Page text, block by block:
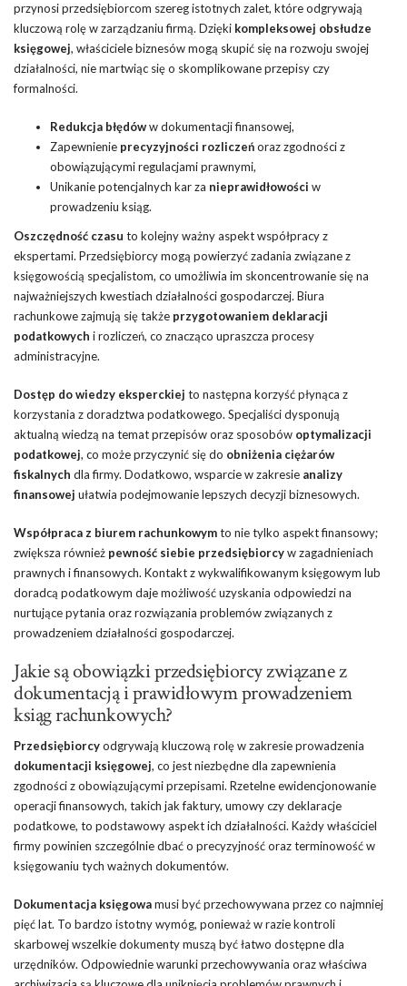
przynosi przedsiębiorcom szereg istotnych zalet, które odgrywają
kluczową rolę w zarządzaniu firmą. Dzięki kompleksowej obsłudze
księgowej, właściciele biznesów mogą skupić się na rozwoju swojej
działalności, nie martwiąc się o skomplikowane przepisy czy
formalności.
Redukcja błędóww dokumentacji finansowej,
Zapewnienie precyzyjności rozliczeńoraz zgodności z
obowiązującymi regulacjami prawnymi,
Unikanie potencjalnych kar za nieprawidłowości w
prowadzeniu ksiąg.
Oszczędność czasu to kolejny ważny aspekt współpracy z
ekspertami. Przedsiębiorcy mogą powierzyć zadania związane z
księgowością specjalistom, co umożliwia im skoncentrowanie się na
najważniejszych kwestiach działalności gospodarczej. Biura
rachunkowe zajmują się także przygotowaniem deklaracji
podatkowych i rozliczeń, co znacząco upraszcza procesy
administracyjne.
Dostęp do wiedzy eksperckiej to następna korzyść płynąca z
korzystania z doradztwa podatkowego. Specjaliści dysponują
aktualną wiedzą na temat przepisów oraz sposobów optymalizacji
podatkowej, co może przyczynić się do obniżenia ciężarów
fiskalnych dla firmy. Dodatkowo, wsparcie w zakresie analizy
finansowej ułatwia podejmowanie lepszych decyzji biznesowych.
Współpraca z biurem rachunkowymto nie tylko aspekt finansowy;
zwiększa również pewność siebie przedsiębiorcyw zagadnieniach
prawnych i finansowych. Kontakt z wykwalifikowanym księgowym lub
doradcą podatkowym daje możliwość uzyskania odpowiedzi na
nurtujące pytania oraz rozwiązania problemów związanych z
prowadzeniem działalności gospodarczej.
Jakie są obowiązki przedsiębiorcy związane z
dokumentacją i prawidłowym prowadzeniem
ksiąg rachunkowych?
Przedsiębiorcyodgrywają kluczową rolę w zakresie prowadzenia
dokumentacji księgowej, co jest niezbędne dla zapewnienia
zgodności z obowiązującymi przepisami. Rzetelne ewidencjonowanie
operacji finansowych, takich jak faktury, umowy czy deklaracje
podatkowe, to podstawowy aspekt ich działalności. Każdy właściciel
firmy powinien szczególnie dbać o precyzyjność oraz terminowość w
księgowaniu tych ważnych dokumentów.
Dokumentacja księgowamusi być przechowywana przez co najmniej
pięć lat. To bardzo istotny wymóg, ponieważ w razie kontroli
skarbowej wszelkie dokumenty muszą być łatwo dostępne dla
urzędników. Odpowiednie warunki przechowywania oraz właściwa